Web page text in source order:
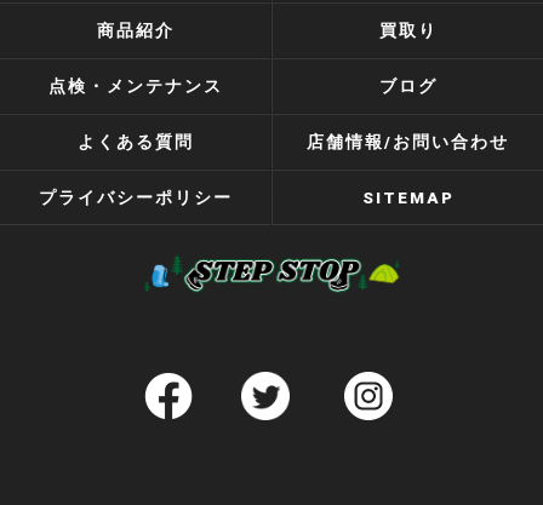
商品紹介 買取り
点検・メンテナンス ブログ
よくある質問 店舗情報/お問い合わせ
プライバシーポリシー SITEMAP